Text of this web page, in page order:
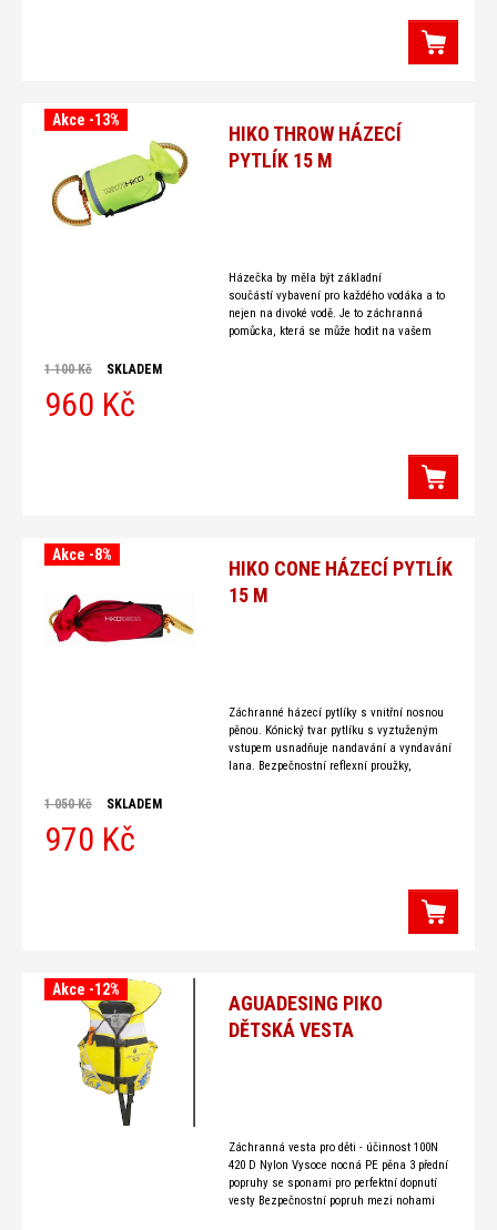
HIKO THROW HÁZECÍ
PYTLÍK 15 M
Akce -13%
Házečka by měla být základní
součástí vybavení pro každého vodáka a to
nejen na divoké vodě. Je to záchranná
pomůcka, která se může hodit na vašem
1 100 Kč SKLADEM
960 Kč
HIKO CONE HÁZECÍ PYTLÍK
15 M
Akce -8%
Záchranné házecí pytlíky s vnitřní nosnou
pěnou. Kónický tvar pytlíku s vyztuženým
vstupem usnadňuje nandavání a vyndavání
lana. Bezpečnostní reflexní proužky,
1 050 Kč SKLADEM
970 Kč
AGUADESING PIKO
DĚTSKÁ VESTA
Akce -12%
Záchranná vesta pro děti - účinnost 100N
420 D Nylon Vysoce nocná PE pěna 3 přední
popruhy se sponami pro perfektní dopnutí
vesty Bezpečnostní popruh mezi nohami